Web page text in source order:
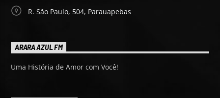
R. São Paulo, 504, Parauapebas
ARARA AZUL FM
Uma História de Amor com Você!